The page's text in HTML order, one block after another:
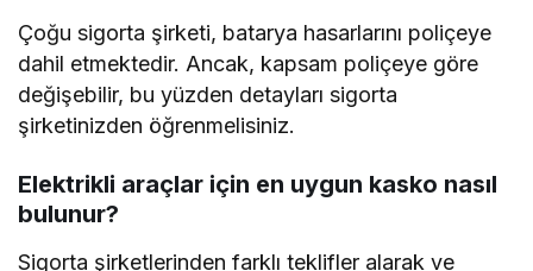
Çoğu sigorta şirketi, batarya hasarlarını poliçeye
dahil etmektedir. Ancak, kapsam poliçeye göre
değişebilir, bu yüzden detayları sigorta
şirketinizden öğrenmelisiniz.
Elektrikli araçlar için en uygun kasko nasıl
bulunur?
Sigorta şirketlerinden farklı teklifler alarak ve